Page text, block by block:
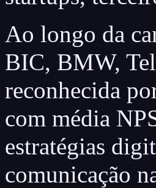
Ao longo da
BIC, BMW,
reconhecida
com média
estratégias
comunicação